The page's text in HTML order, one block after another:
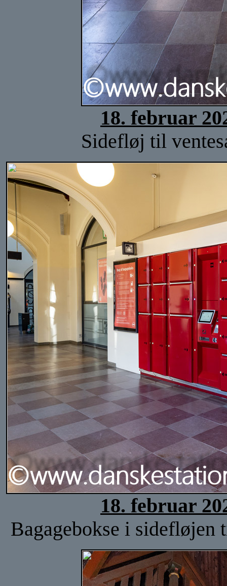
18. februar
Sidefløj til
18. februar
Bagagebokse i sidefløjen